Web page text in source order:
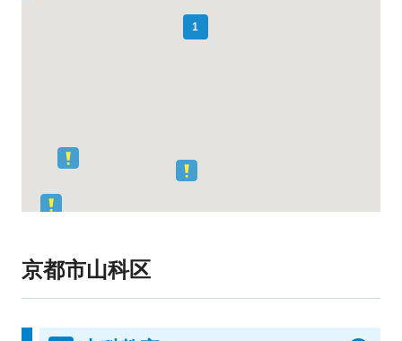
1
京都市山科区